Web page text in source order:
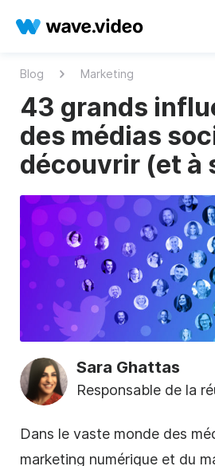
Blog Marketing
43 grands
des médias
découvrir (et à
Sara Ghattas
Responsable de la
Dans le vaste monde des
marketing numérique et du